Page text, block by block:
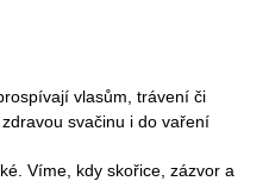
vlasům, trávení či
svačinu i do vaření
Víme, kdy skořice, zázvor a